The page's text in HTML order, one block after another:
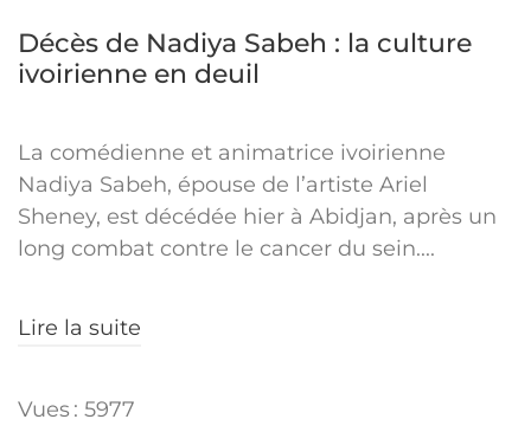
Décès de Nadiya Sabeh : la culture
ivoirienne en deuil
La comédienne et animatrice ivoirienne
Nadiya Sabeh, épouse de l’artiste Ariel
Sheney, est décédée hier à Abidjan, après un
long combat contre le cancer du sein....
Lire la suite
Vues : 5977